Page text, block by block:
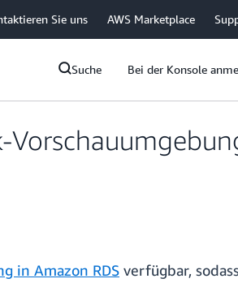
Sie uns AWS Marketplace
Suche Bei der Konsole
in Amazon RDS verfügbar,